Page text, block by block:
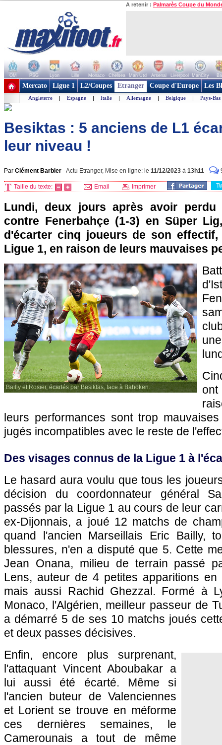
A retenir : Palmarès Coupe du
OM PSG Lyon Lille Monaco Chelsea Man Utd Arsenal Liverpool ManCity
+ de clubs
Mercato Ligue 1 L2/Coupes Etranger Coupe d'Europe Les
Angleterre | Espagne | Italie | Allemagne | Belgique | Pays-Bas
Besiktas : 5 anciens de L1
leur niveau !
Par Clément Barbier -Actu Etranger, Mise en ligne: le 11/12/2023 à 13h11 -
Taille du texte: Email Imprimer
Lundi, deux jours après avoir perdu
contre Fenerbahçe (1-3) en Süper
d'écarter cinq joueurs de son
Ligue 1, en raison de leurs mauvaises
Bailly et Rosier, écartés par Besiktas, face à Bahoken.
leurs performances sont trop
jugés incompatibles avec le reste de
Des visages connus de la Ligue 1 à
Le hasard aura voulu que tous les
décision du coordonnateur général
passés par la Ligue 1 au cours de leur
ex-Dijonnais, a joué 12 matchs de
quand l'ancien Marseillais Eric Bailly,
blessures, n'en a disputé que 5. Cette
Jean Onana, milieu de terrain passé
Lens, auteur de 4 petites apparitions en
mais aussi Rachid Ghezzal. Formé à
Monaco, l'Algérien, meilleur passeur de
a démarré 5 de ses 10 matchs joués
et deux passes décisives.
Enfin, encore plus surprenant,
l'attaquant Vincent Aboubakar a
lui aussi été écarté. Même si
l'ancien buteur de Valenciennes
et Lorient se trouve en méforme
ces dernières semaines, le
Camerounais a tout de même